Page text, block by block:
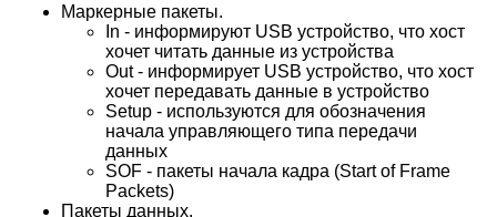
Маркерные пакеты.
In - информируют USB устройство, что хост
хочет читать данные из устройства
Out - информирует USB устройство, что хост
хочет передавать данные в устройство
Setup - используются для обозначения
начала управляющего типа передачи
данных
SOF - пакеты начала кадра (Start of Frame
Packets)
Пакеты данных.